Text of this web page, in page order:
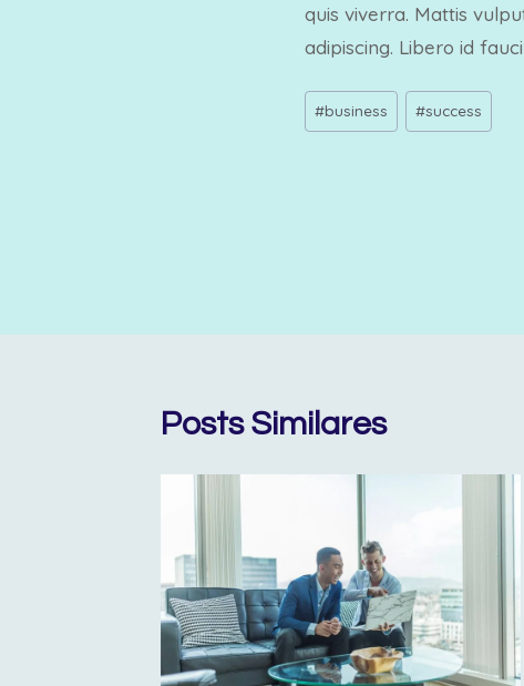
quis viverra. Mattis
adipiscing. Libero id
Tags
do
#business #success
Posts Similares